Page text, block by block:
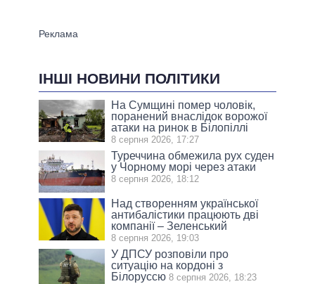
ІНШІ НОВИНИ ПОЛІТИКИ
На Сумщині помер чоловік,
поранений внаслідок ворожої
атаки на ринок в Білопіллі
8 серпня 2026, 17:27
Туреччина обмежила рух суден
у Чорному морі через атаки
8 серпня 2026, 18:12
Над створенням української
антибалістики працюють дві
компанії – Зеленський
8 серпня 2026, 19:03
У ДПСУ розповіли про
ситуацію на кордоні з
Білоруссю 8 серпня 2026, 18:23